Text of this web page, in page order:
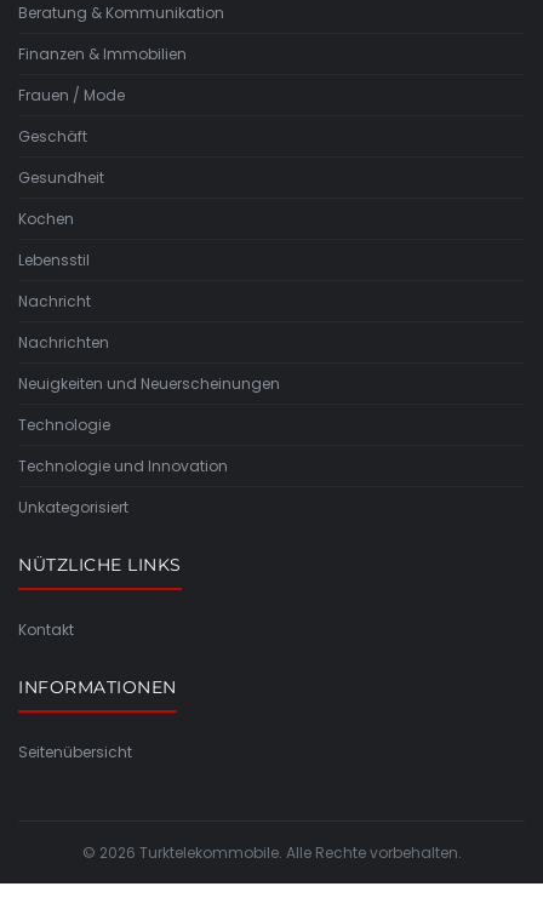
Beratung & Kommunikation
Finanzen & Immobilien
Frauen / Mode
Geschäft
Gesundheit
Kochen
Lebensstil
Nachricht
Nachrichten
Neuigkeiten und Neuerscheinungen
Technologie
Technologie und Innovation
Unkategorisiert
NÜTZLICHE LINKS
Kontakt
INFORMATIONEN
Seitenübersicht
© 2026 Turktelekommobile. Alle Rechte vorbehalten.